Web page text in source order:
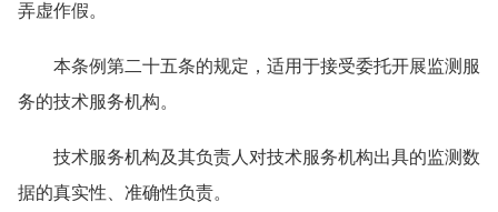
弄虚作假。
本条例第二十五条的规定，适用于接受委托开展监测服
务的技术服务机构。
技术服务机构及其负责人对技术服务机构出具的监测数
据的真实性、准确性负责。